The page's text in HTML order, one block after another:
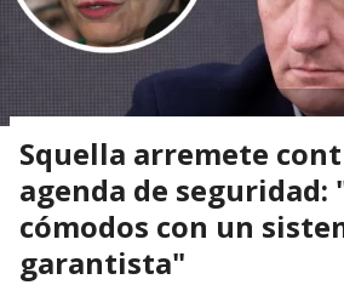
Squella arremete
agenda de seguridad:
cómodos con un
garantista"